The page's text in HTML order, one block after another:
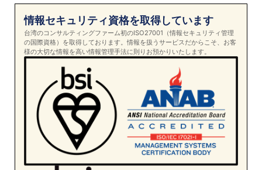
情報セキュリティ資格を取得しています
台湾のコンサルティングファーム初のISO27001（情報セキュリティ管理
の国際資格）を取得しております。情報を扱うサービスだからこそ、お客
様の大切な情報を高い情報管理手法に則りお預かりいたします。